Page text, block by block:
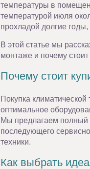
температуры в
температурой июля
прохладой долгие
В этой статье мы
монтаже и почему
Почему стоит
Покупка
оптимальное
Мы предлагаем полный
последующего
техники.
Как выбрать